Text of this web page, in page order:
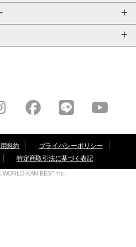
規約
プライバシーポリシー
特定商取引法に基づく表記
WORLD-KAN BEST inc.